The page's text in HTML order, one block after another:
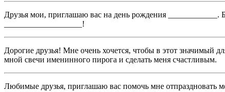
Друзья мои, приглашаю вас на день рождения
___________________!
Дорогие друзья! Мне очень хочется, чтобы в этот
мной свечи именинного пирога и сделать меня счастливым.
Любимые друзья, приглашаю вас помочь мне отпраздновать